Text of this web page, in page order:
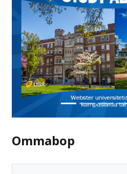
Ommabop